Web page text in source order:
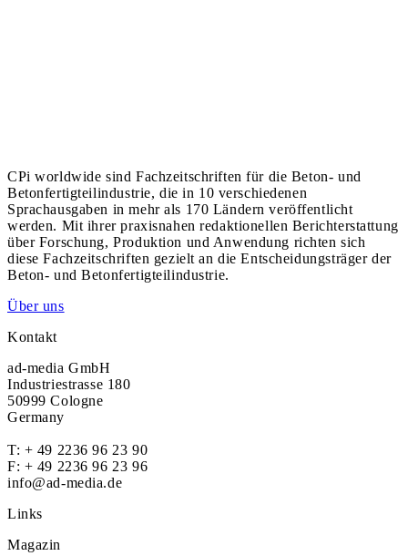
CPi worldwide sind Fachzeitschriften für die Beton- und
Betonfertigteilindustrie, die in 10 verschiedenen
Sprachausgaben in mehr als 170 Ländern veröffentlicht
werden. Mit ihrer praxisnahen redaktionellen Berichterstattung
über Forschung, Produktion und Anwendung richten sich
diese Fachzeitschriften gezielt an die Entscheidungsträger der
Beton- und Betonfertigteilindustrie.
Über uns
Kontakt
ad-media GmbH
Industriestrasse 180
50999 Cologne
Germany
T: + 49 2236 96 23 90
F: + 49 2236 96 23 96
info@ad-media.de
Links
Magazin